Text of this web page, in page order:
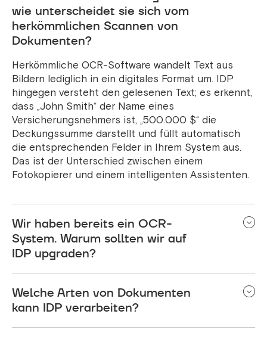
wie unterscheidet sie sich vom
herkömmlichen Scannen von
Dokumenten?
Herkömmliche OCR-Software wandelt Text aus
Bildern lediglich in ein digitales Format um. IDP
hingegen versteht den gelesenen Text; es erkennt,
dass „John Smith“ der Name eines
Versicherungsnehmers ist, „500.000 $“ die
Deckungssumme darstellt und füllt automatisch
die entsprechenden Felder in Ihrem System aus.
Das ist der Unterschied zwischen einem
Fotokopierer und einem intelligenten Assistenten.
Wir haben bereits ein OCR-
System. Warum sollten wir auf
IDP upgraden?
Team identifiziert weiterhin manuell
Dokumenttypen, sucht relevante Daten, gibt sie in
Welche Arten von Dokumenten
kann IDP verarbeiten?